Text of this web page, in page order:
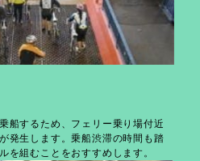
船するため、フェリー乗り場付近
発生します。乗船渋滞の時間も踏
を組むことをおすすめします。